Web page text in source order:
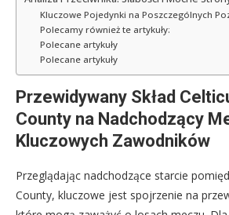
Kluczowe Pojedynki na Poszczególnych
Polecamy również te artykuły:
Polecane artykuły
Polecane artykuły
Przewidywany Skład
County na Nadchodzący
Kluczowych Zawodników
Przeglądając nadchodzące starcie
County, kluczowe jest spojrzenie na